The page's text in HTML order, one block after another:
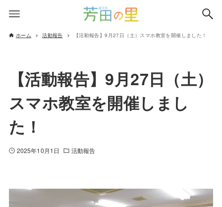
ホーム 活動報告 【活動報告】9月27日（土）スマホ教室を開催しました！
【活動報告】9月27日（土）
スマホ教室を開催しまし
た！
2025年10月1日 活動報告